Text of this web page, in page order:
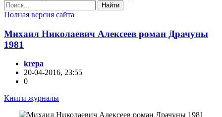
Найти
Полная версия сайта
Михаил Николаевич Алексеев роман Драчуны
1981
krepa
20-04-2016, 23:55
0
Книги журналы